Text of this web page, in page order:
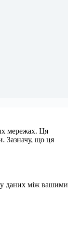
мережах. Ця
Зазначу, що ця
даних між вашими